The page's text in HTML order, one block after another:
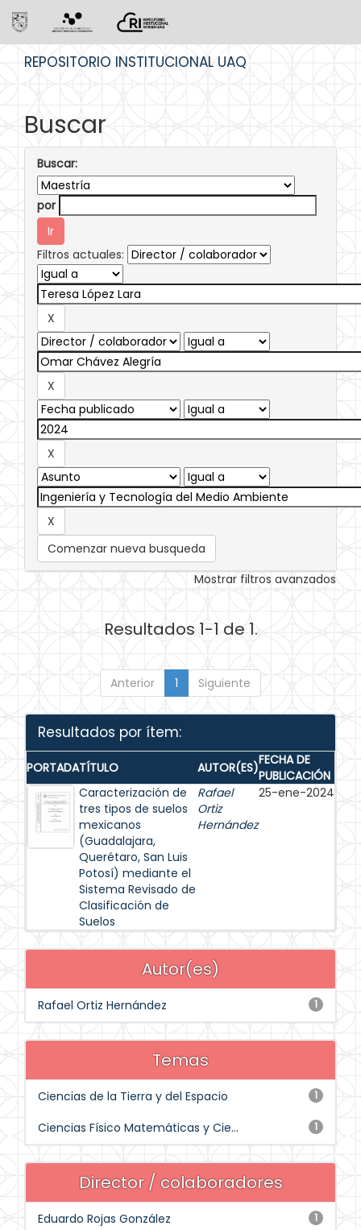
REPOSITORIO INSTITUCIONAL UAQ
Buscar
Buscar:
por
Filtros actuales:
Comenzar nueva busqueda
Mostrar filtros avanzados
Resultados 1-1 de 1.
Anterior 1 Siguiente
Resultados por ítem:
PORTADATÍTULO AUTOR(ES)FECHA DE
PUBLICACIÓN
Caracterización de
tres tipos de suelos
mexicanos
(Guadalajara,
Querétaro, San Luis
Potosí) mediante el
Sistema Revisado de
Clasificación de
Suelos
Rafael
Ortiz
Hernández
25-ene-2024
Autor(es)
1
Rafael Ortiz Hernández
Temas
1
Ciencias de la Tierra y del Espacio
1
Ciencias Físico Matemáticas y Cie...
Director / colaboradores
1
Eduardo Rojas González